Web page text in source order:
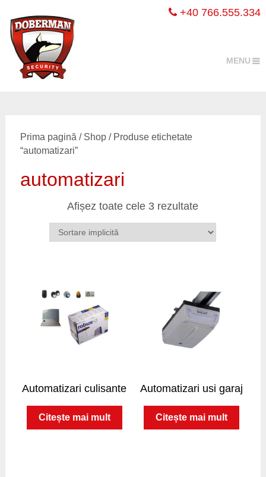
+40 766.555.334
MENU
Prima pagină / Shop/ Produse etichetate
“automatizari”
automatizari
Afișez toate cele 3 rezultate
Automatizari culisante
Citește mai mult
Automatizari usi garaj
Citește mai mult